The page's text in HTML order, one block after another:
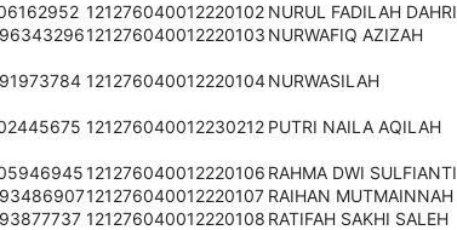
121276040012220102 NURUL FADILAH DAHRI
121276040012220103 NURWAFIQ AZIZAH
121276040012220104NURWASILAH
121276040012230212 PUTRI NAILA AQILAH
121276040012220106 RAHMA DWI SULFIANTI
121276040012220107 RAIHAN MUTMAINNAH
121276040012220108 RATIFAH SAKHI SALEH